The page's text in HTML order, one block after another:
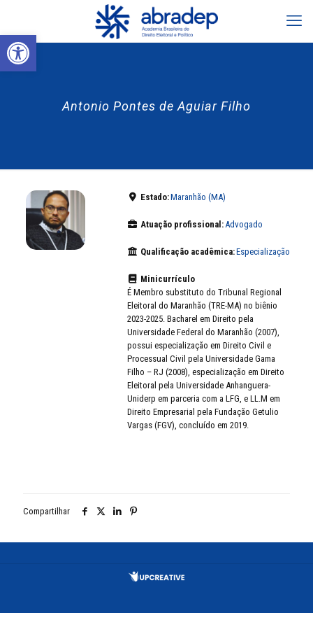
Abrir a barra de ferramentas
Antonio Pontes de Aguiar Filho
Estado:Maranhão (MA)
Atuação profissional:Advogado
Qualificação acadêmica:Especialização
Minicurrículo
É Membro substituto do Tribunal Regional
Eleitoral do Maranhão (TRE-MA) no biênio
2023-2025. Bacharel em Direito pela
Universidade Federal do Maranhão (2007),
possui especialização em Direito Civil e
Processual Civil pela Universidade Gama
Filho – RJ (2008), especialização em Direito
Eleitoral pela Universidade Anhanguera-
Uniderp em parceria com a LFG, e LL.M em
Direito Empresarial pela Fundação Getulio
Vargas (FGV), concluído em 2019.
Compartilhar